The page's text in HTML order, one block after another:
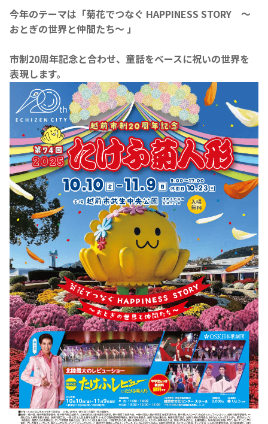
今年のテーマは 「菊花でつなぐ HAPPINESS STORY ～
おとぎの世界と仲間たち～ 」
市制20周年記念と合わせ、童話をベースに祝いの世界を
表現します。